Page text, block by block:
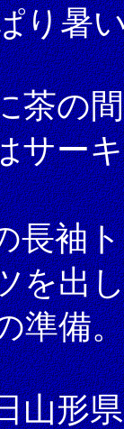
り暑
茶の
サー
長袖
を出
準備。
山形